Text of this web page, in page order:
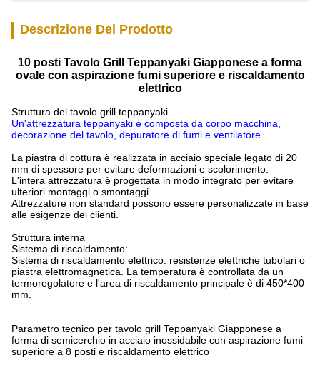
Descrizione Del Prodotto
10 posti Tavolo Grill Teppanyaki Giapponese a forma
ovale con aspirazione fumi superiore e riscaldamento
elettrico
Struttura del tavolo grill teppanyaki
Un'attrezzatura teppanyaki è composta da corpo macchina,
decorazione del tavolo, depuratore di fumi e ventilatore.
La piastra di cottura è realizzata in acciaio speciale legato di 20
mm di spessore per evitare deformazioni e scolorimento.
L'intera attrezzatura è progettata in modo integrato per evitare
ulteriori montaggi o smontaggi.
Attrezzature non standard possono essere personalizzate in base
alle esigenze dei clienti.
Struttura interna
Sistema di riscaldamento:
Sistema di riscaldamento elettrico: resistenze elettriche tubolari o
piastra elettromagnetica. La temperatura è controllata da un
termoregolatore e l'area di riscaldamento principale è di 450*400
mm.
Parametro tecnico per tavolo grill Teppanyaki Giapponese a
forma di semicerchio in acciaio inossidabile con aspirazione fumi
superiore a 8 posti e riscaldamento elettrico